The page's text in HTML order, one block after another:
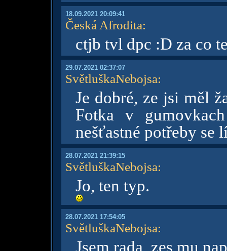
18.09.2021 20:09:41
Česká Afrodita:
ctjb tvl dpc :D za co
29.07.2021 02:37:07
SvětluškaNebojsa:
Je dobré, ze jsi měl
Fotka v
nešťastné potřeby se
28.07.2021 21:39:15
SvětluškaNebojsa:
Jo, ten typ.
28.07.2021 17:54:05
SvětluškaNebojsa:
Jsem rada, zes mu